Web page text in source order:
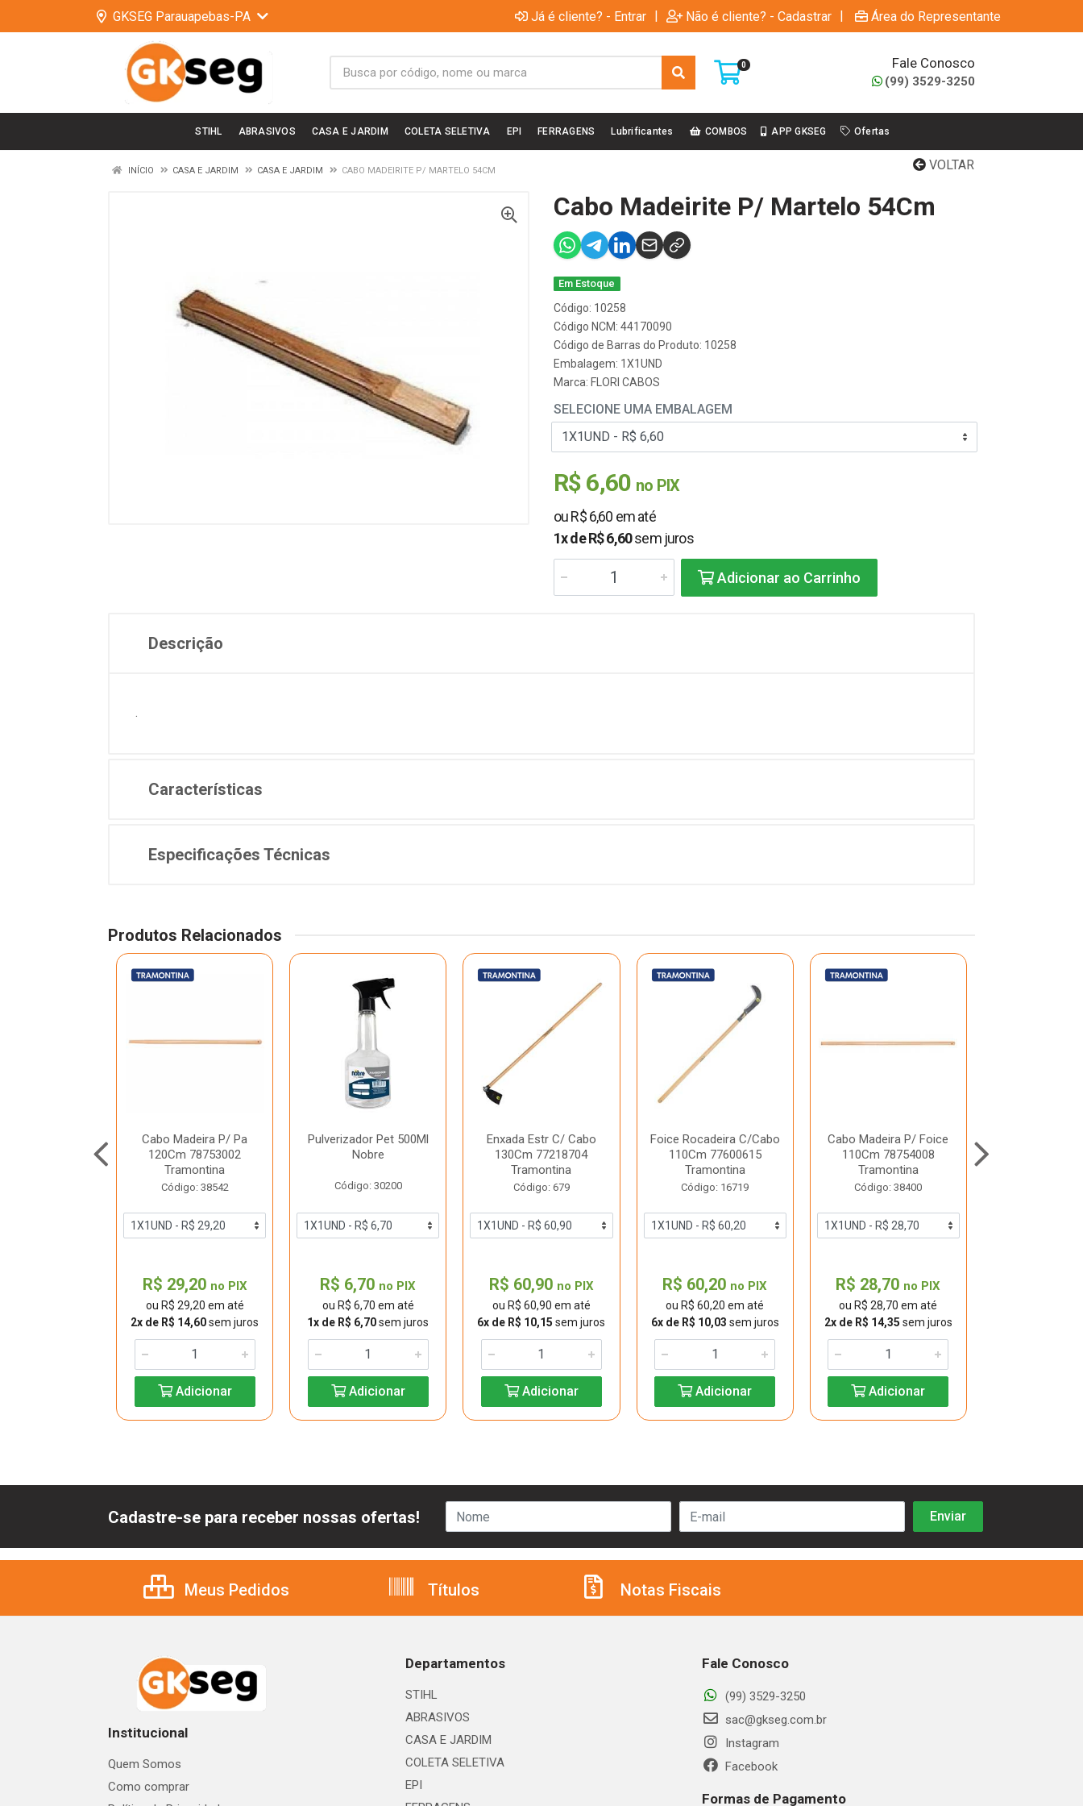
GKSEG Parauapebas-PA Já é cliente? - Entrar | Não é cliente? - Cadastrar | Área do Representante
0 Fale Conosco
(99) 3529-3250
STIHL ABRASIVOS CASA E JARDIM COLETA SELETIVA EPI FERRAGENS Lubrificantes COMBOS APP GKSEG Ofertas
VOLTAR
INÍCIO CASA E JARDIM CASA E JARDIM CABO MADEIRITE P/ MARTELO 54CM
Cabo Madeirite P/ Martelo 54Cm
Em Estoque
Código: 10258
Código NCM: 44170090
Código de Barras do Produto: 10258
Embalagem: 1X1UND
Marca: FLORI CABOS
SELECIONE UMA EMBALAGEM
R$ 6,60 no PIX
ou R$ 6,60 em até
1x de R$ 6,60sem juros
Adicionar ao Carrinho
Descrição
.
Características
Especificações Técnicas
Produtos Relacionados
Cabo Madeira P/ Pa
120Cm 78753002
Tramontina
Código: 38542
R$ 29,20 no PIX
ou R$ 29,20 em até
2x de R$ 14,60sem juros
Adicionar
Pulverizador Pet 500Ml
Nobre
Código: 30200
R$ 6,70 no PIX
ou R$ 6,70 em até
1x de R$ 6,70sem juros
Adicionar
Enxada Estr C/ Cabo
130Cm 77218704
Tramontina
Código: 679
R$ 60,90 no PIX
ou R$ 60,90 em até
6x de R$ 10,15 sem juros
Adicionar
Foice Rocadeira C/Cabo
110Cm 77600615
Tramontina
Código: 16719
R$ 60,20 no PIX
ou R$ 60,20 em até
6x de R$ 10,03 sem juros
Adicionar
Cabo Madeira P/ Foice
110Cm 78754008
Tramontina
Código: 38400
R$ 28,70 no PIX
ou R$ 28,70 em até
2x de R$ 14,35 sem juros
Adicionar
Cadastre-se para receber nossas ofertas!
Meus Pedidos Títulos Notas Fiscais
Institucional
Quem Somos
Como comprar
Departamentos
STIHL
ABRASIVOS
CASA E JARDIM
COLETA SELETIVA
EPI
Fale Conosco
(99) 3529-3250
sac@gkseg.com.br
Instagram
Facebook
Formas de Pagamento